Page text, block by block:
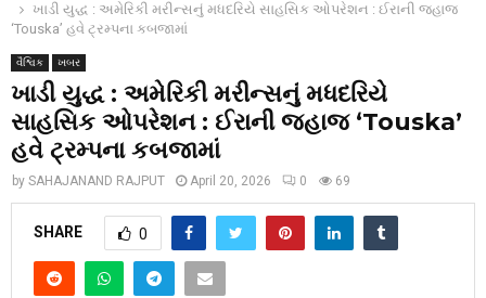
ખાડી યુદ્ધ : અમેરિકી મરીન્સનું મધદરિયે સાહસિક ઓપરેશન : ઈરાની જહાજ
‘Touska’ હવે ટ્રમ્પના કબજામાં
વૈશ્વિક ખબર
ખાડી યુદ્ધ : અમેરિકી મરીન્સનું મધદરિયે
સાહસિક ઓપરેશન : ઈરાની જહાજ ‘Touska’
હવે ટ્રમ્પના કબજામાં
by SAHAJANAND RAJPUT April 20, 2026 0 69
SHARE 0